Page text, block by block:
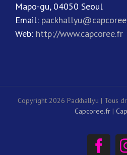
Mapo-gu, 04050 Seoul
Email:
Web: http://www.capcoree.fr
Copyright 2026 Packhallyu | Tous
Capcoree.fr|